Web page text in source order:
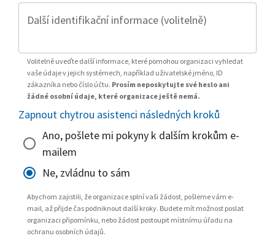
Další identifikační informace (volitelně)
Volitelně uveďte další informace, které pomohou organizaci vyhledat
vaše údaje v jejich systémech, například uživatelské jméno, ID
zákazníka nebo číslo účtu. Prosím neposkytujte své heslo ani
žádné osobní údaje, které organizace ještě nemá.
Zapnout chytrou asistenci následných kroků
Ano, pošlete mi pokyny k dalším krokům e-
mailem
Ne, zvládnu to sám
Abychom zajistili, že organizace splní vaši žádost, pošleme vám e-
mail, až přijde čas podniknout další kroky. Budete mít možnost poslat
organizaci připomínku, nebo žádost postoupit místnímu úřadu na
ochranu osobních údajů.